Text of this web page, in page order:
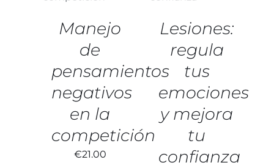
Manejo
de
pensamientos
negativos
en la
competición
€21.00
Lesiones:
regula
tus
emociones
y mejora
tu
confianza